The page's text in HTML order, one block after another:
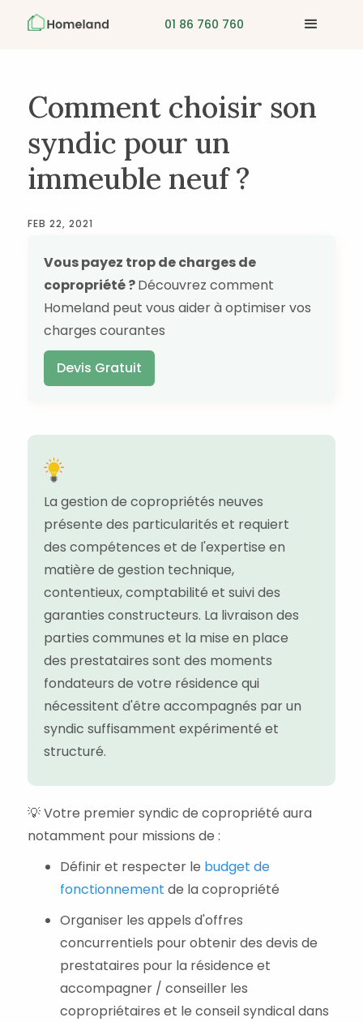
01 86 760 760
Comment choisir son
syndic pour un
immeuble neuf ?
FEB 22, 2021
Vous payez trop de charges de
copropriété ?Découvrez comment
Homeland peut vous aider à optimiser vos
charges courantes
Devis Gratuit
La gestion de copropriétés neuves
présente des particularités et requiert
des compétences et de l'expertise en
matière de gestion technique,
contentieux, comptabilité et suivi des
garanties constructeurs. La livraison des
parties communes et la mise en place
des prestataires sont des moments
fondateurs de votre résidence qui
nécessitent d'être accompagnés par un
syndic suffisamment expérimenté et
structuré.
💡 Votre premier syndic de copropriété aura
notamment pour missions de :
Définir et respecter le budget de
fonctionnement de la copropriété
Organiser les appels d'offres
concurrentiels pour obtenir des devis de
prestataires pour la résidence et
accompagner / conseiller les
copropriétaires et le conseil syndical dans